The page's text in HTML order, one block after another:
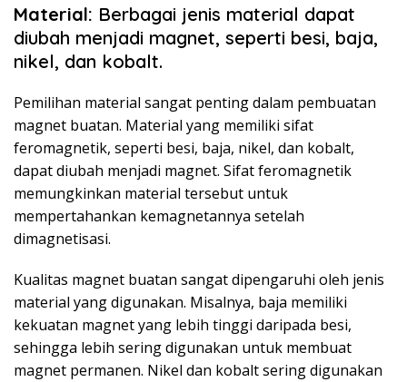
Material: Berbagai jenis material dapat
diubah menjadi magnet, seperti besi, baja,
nikel, dan kobalt.
Pemilihan material sangat penting dalam pembuatan
magnet buatan. Material yang memiliki sifat
feromagnetik, seperti besi, baja, nikel, dan kobalt,
dapat diubah menjadi magnet. Sifat feromagnetik
memungkinkan material tersebut untuk
mempertahankan kemagnetannya setelah
dimagnetisasi.
Kualitas magnet buatan sangat dipengaruhi oleh jenis
material yang digunakan. Misalnya, baja memiliki
kekuatan magnet yang lebih tinggi daripada besi,
sehingga lebih sering digunakan untuk membuat
magnet permanen. Nikel dan kobalt sering digunakan